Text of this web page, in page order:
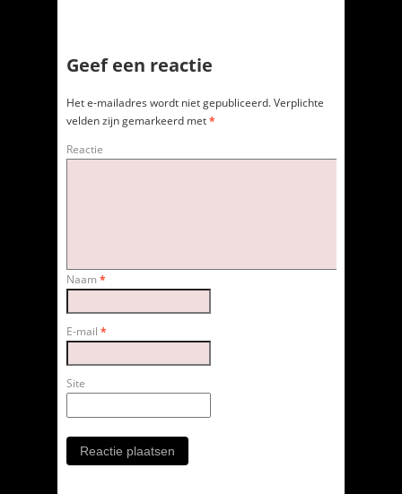
Geef een reactie
Het e-mailadres wordt niet gepubliceerd. Verplichte
velden zijn gemarkeerd met*
Reactie
Naam *
E-mail *
Site